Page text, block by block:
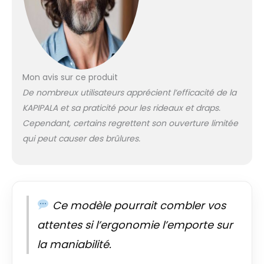
explosif et une
force auto-
bloquante
professionnelle de 8
professionnels et
fantastiques,
Fonction intelligente
: l'écran tactile clair
d'eau, voix IA pour
sécurité et la
Mon avis sur ce produit
De nombreux utilisateurs apprécient l’efficacité de la
KAPIPALA et sa praticité pour les rideaux et draps.
Cependant, certains regrettent son ouverture limitée
qui peut causer des brûlures.
Ce modèle pourrait combler vos
attentes si l’ergonomie l’emporte sur
la maniabilité.